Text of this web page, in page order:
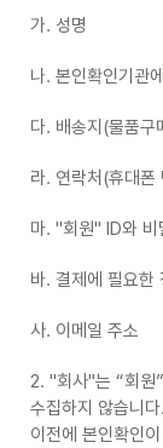
가. 성명
나. 본인확인기관
다. 배송지(물품구
라. 연락처(휴대폰
마. "회원" ID와
바. 결제에 필요한
사. 이메일 주소
2. "회사"는 “회원
수집하지 않습니
이전에 본인확인